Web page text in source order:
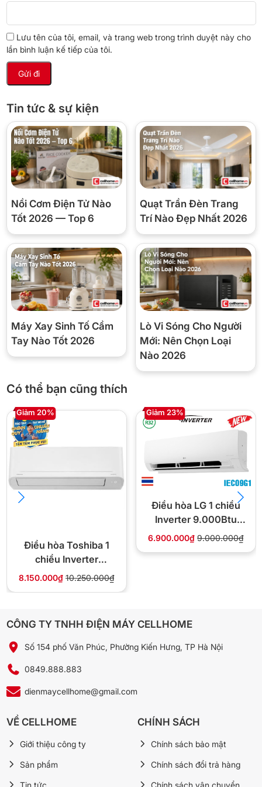
Đặc biệt, công nghệ làm lạnh nhanh POWERFUL giúp máy nén và
quạt thổi gió hoạt động tối đa ngay khi khởi động, nhanh chóng hạ
nhiệt độ phòng, mang đến không gian mát lạnh chỉ trong thời gian
ngắn.
Khi bạn kích hoạt chế độ này thì quạt của điều hòa sẽ được tăng
10% chế độ làm lạnh, công suất đạt ở mức cao nhất.
phòng
Với cánh đảo gió lớn BIG FLAP, điều hòa Panasonic giúp luồng khí
mát lan tỏa rộng khắp phòng, mang lại cảm giác mát mẻ, dễ chịu
ở mọi góc. Nhờ thiết kế đặc biệt, cánh gió phía dưới đẩy hơi lạnh
Lưu tên của tôi, email, và trang web trong trình duyệt này cho
lần bình luận kế tiếp của tôi.
Tin tức & sự kiện
Nồi Cơm Điện Tử Nào
Tốt 2026 — Top 6
Quạt Trần Đèn Trang
Trí Nào Đẹp Nhất 2026
Máy Xay Sinh Tố Cầm
Tay Nào Tốt 2026
Lò Vi Sóng Cho Người
Mới: Nên Chọn Loại
Nào 2026
Có thể bạn cũng thích
Giảm 20%
Điều hòa Toshiba 1
chiều Inverter
9.000Btu RAS-
8.150.000₫ 10.250.000₫
Giảm 23%
Điều hòa LG 1 chiều
Inverter 9.000Btu
IEC09G1
6.900.000₫ 9.000.000₫
CÔNG TY TNHH ĐIỆN MÁY CELLHOME
Số 154 phố Văn Phúc, Phường Kiến Hưng, TP Hà Nội
0849.888.883
dienmaycellhome@gmail.com
VỀ CELLHOME
Giới thiệu công ty
Sản phẩm
Tin tức
CHÍNH SÁCH
Chính sách bảo mật
Chính sách đổi trả hàng
Chính sách vận chuyển